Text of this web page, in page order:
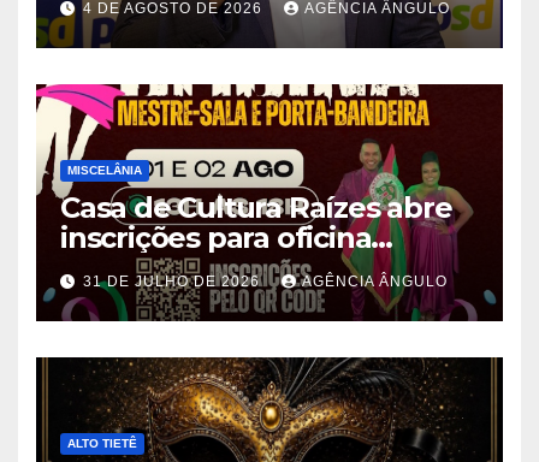
durante convenção em São
Paulo
4 DE AGOSTO DE 2026 AGÊNCIA ÂNGULO
MISCELÂNIA
Casa de Cultura Raízes abre
inscrições para oficina
gratuita de Mestre-Sala e
Porta-Bandeira em Ferraz de
Vasconcelos
31 DE JULHO DE 2026 AGÊNCIA ÂNGULO
ALTO TIETÊ